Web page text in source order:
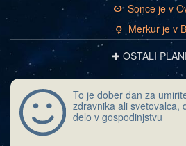
a Sonce je v
c Merkur je v
✚ OSTALI
To je dober dan za
zdravnika ali svetovalca,
delo v gospodinjstvu